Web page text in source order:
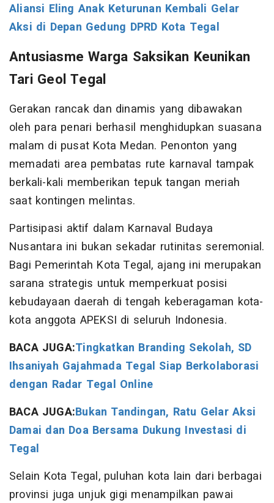
Aliansi Eling Anak Keturunan Kembali Gelar
Aksi di Depan Gedung DPRD Kota Tegal
Antusiasme Warga Saksikan Keunikan
Tari Geol Tegal
Gerakan rancak dan dinamis yang dibawakan
oleh para penari berhasil menghidupkan suasana
malam di pusat Kota Medan. Penonton yang
memadati area pembatas rute karnaval tampak
berkali-kali memberikan tepuk tangan meriah
saat kontingen melintas.
Partisipasi aktif dalam Karnaval Budaya
Nusantara ini bukan sekadar rutinitas seremonial.
Bagi Pemerintah Kota Tegal, ajang ini merupakan
sarana strategis untuk memperkuat posisi
kebudayaan daerah di tengah keberagaman kota-
kota anggota APEKSI di seluruh Indonesia.
BACA JUGA:Tingkatkan Branding Sekolah, SD
Ihsaniyah Gajahmada Tegal Siap Berkolaborasi
dengan Radar Tegal Online
BACA JUGA:Bukan Tandingan, Ratu Gelar Aksi
Damai dan Doa Bersama Dukung Investasi di
Tegal
Selain Kota Tegal, puluhan kota lain dari berbagai
provinsi juga unjuk gigi menampilkan pawai